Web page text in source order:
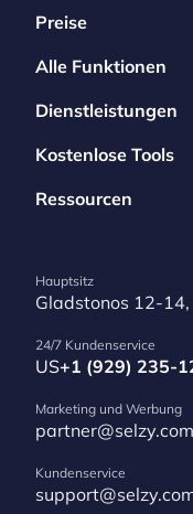
Preise
Alle Funktionen
Dienstleistungen
Kostenlose Tools
Ressourcen
Hauptsitz
Gladstonos 12-
24/7 Kundenservice
US+1 (929) 235-
Marketing und Werbung
partner@selzy.com
Kundenservice